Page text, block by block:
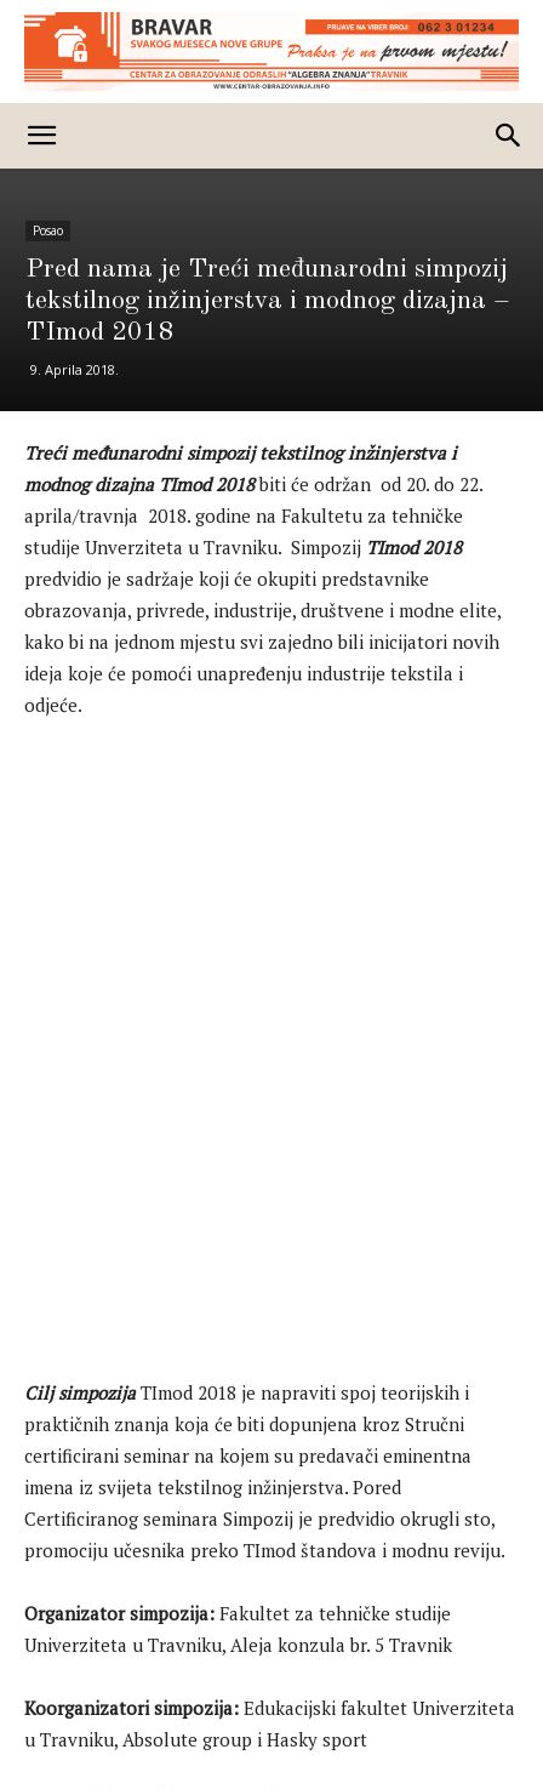
Posao
Pred nama je Treći međunarodni simpozij
tekstilnog inžinjerstva i modnog dizajna –
TImod 2018
9. Aprila 2018.
Trećimeđunarodni simpozij tekstilnog inžinjerstva i
modnog dizajna TImod 2018biti će održan od 20. do 22.
aprila/travnja 2018. godine na Fakultetu za tehničke
studije Unverziteta u Travniku. Simpozij TImod 2018
predvidio je sadržaje koji će okupiti predstavnike
obrazovanja, privrede, industrije, društvene i modne elite,
kako bi na jednom mjestu svi zajedno bili inicijatori novih
ideja koje će pomoći unapređenju industrije tekstila i
odjeće.
Cilj simpozijaTImod 2018 je napraviti spoj teorijskih i
praktičnih znanja koja će biti dopunjena kroz Stručni
certificirani seminar na kojem su predavači eminentna
imena iz svijeta tekstilnog inžinjerstva. Pored
Certificiranog seminara Simpozij je predvidio okrugli sto,
promociju učesnika preko TImod štandova i modnu reviju.
Organizator simpozija: Fakultet za tehničke studije
Univerziteta u Travniku, Aleja konzula br. 5 Travnik
Koorganizatori simpozija: Edukacijski fakultet Univerziteta
u Travniku, Absolute group i Hasky sport